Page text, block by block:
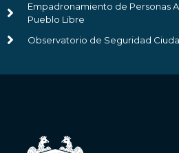
Empadronamiento de Personas
Pueblo Libre
Observatorio de Seguridad